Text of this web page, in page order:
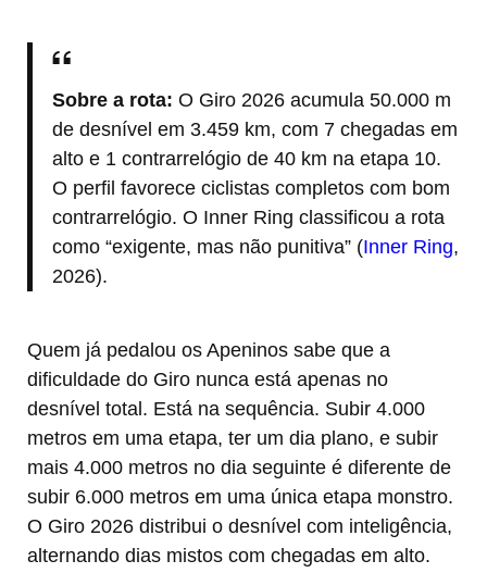
Sobre a rota: O Giro 2026 acumula 50.000 m
de desnível em 3.459 km, com 7 chegadas em
alto e 1 contrarrelógio de 40 km na etapa 10.
O perfil favorece ciclistas completos com bom
contrarrelógio. O Inner Ring classificou a rota
como “exigente, mas não punitiva” (Inner Ring,
2026).
Quem já pedalou os Apeninos sabe que a
dificuldade do Giro nunca está apenas no
desnível total. Está na sequência. Subir 4.000
metros em uma etapa, ter um dia plano, e subir
mais 4.000 metros no dia seguinte é diferente de
subir 6.000 metros em uma única etapa monstro.
O Giro 2026 distribui o desnível com inteligência,
alternando dias mistos com chegadas em alto.